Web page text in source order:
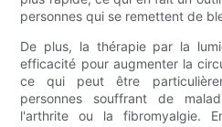
personnes qui se remettent de
De plus, la thérapie par la
efficacité pour augmenter la
ce qui peut être
personnes souffrant de
l'arthrite ou la fibromyalgie.